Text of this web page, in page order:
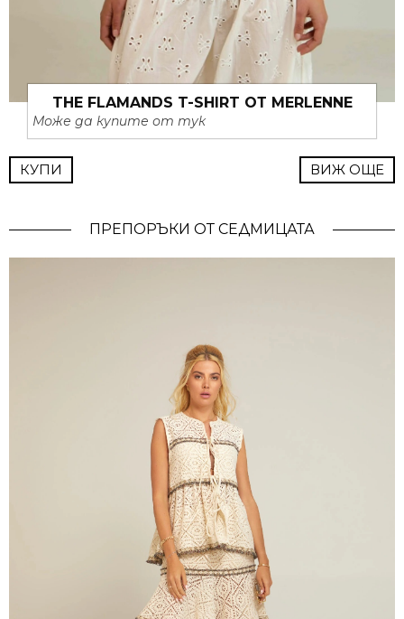
THE FLAMANDS T-SHIRT ОТ MERLENNE
Може да купите от тук
КУПИ ВИЖ ОЩЕ
ПРЕПОРЪКИ ОТ СЕДМИЦАТА